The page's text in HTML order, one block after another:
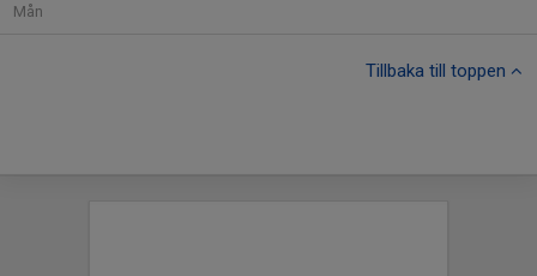
Mån
Tillbaka till toppen